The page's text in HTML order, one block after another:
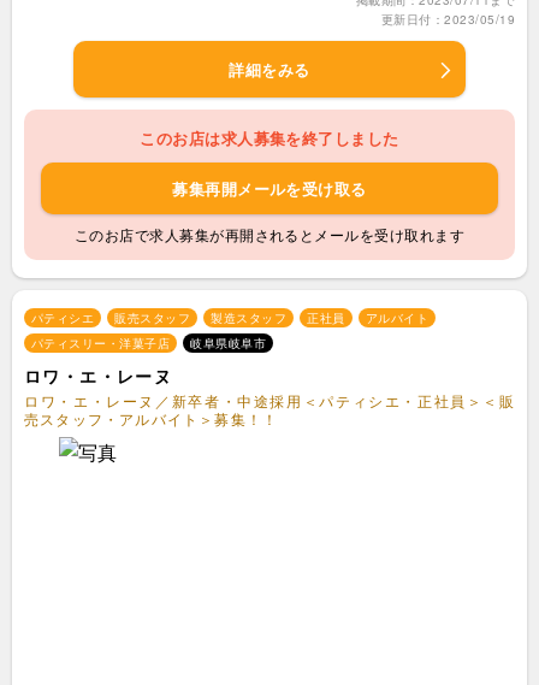
更新日付：2023/05/19
詳細をみる
このお店は求人募集を終了しました
募集再開メールを受け取る
このお店で求人募集が再開されるとメールを受け取れます
パティシエ 販売スタッフ 製造スタッフ 正社員
アルバイト
パティスリー・洋菓子店
岐阜県岐阜市
ロワ・エ・レーヌ
ロワ・エ・レーヌ／新卒者・中途採用＜パティシエ・正社員＞＜販
売スタッフ・アルバイト＞募集！！